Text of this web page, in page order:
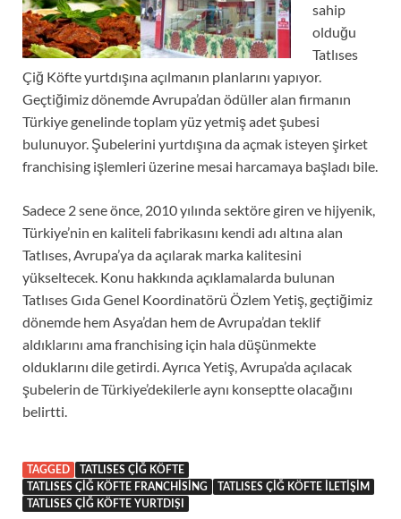
sahip
olduğu
Tatlıses
Çiğ Köfte yurtdışına açılmanın planlarını yapıyor.
Geçtiğimiz dönemde Avrupa’dan ödüller alan firmanın
Türkiye genelinde toplam yüz yetmiş adet şubesi
bulunuyor. Şubelerini yurtdışına da açmak isteyen şirket
franchising işlemleri üzerine mesai harcamaya başladı bile.
Sadece 2 sene önce, 2010 yılında sektöre giren ve hijyenik,
Türkiye’nin en kaliteli fabrikasını kendi adı altına alan
Tatlıses, Avrupa’ya da açılarak marka kalitesini
yükseltecek. Konu hakkında açıklamalarda bulunan
Tatlıses Gıda Genel Koordinatörü Özlem Yetiş, geçtiğimiz
dönemde hem Asya’dan hem de Avrupa’dan teklif
aldıklarını ama franchising için hala düşünmekte
olduklarını dile getirdi. Ayrıca Yetiş, Avrupa’da açılacak
şubelerin de Türkiye’dekilerle aynı konseptte olacağını
belirtti.
TAGGED
TATLISES ÇIĞ KÖFTE
TATLISES ÇIĞ KÖFTE FRANCHISING
TATLISES ÇIĞ KÖFTE ILETIŞIM
TATLISES ÇIĞ KÖFTE YURTDIŞI